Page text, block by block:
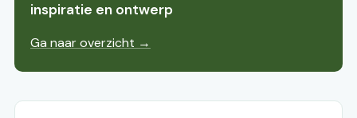
inspiratie en ontwerp
Ga naar overzicht →